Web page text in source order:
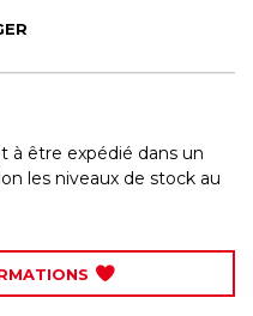
à être expédié dans un
les niveaux de stock au